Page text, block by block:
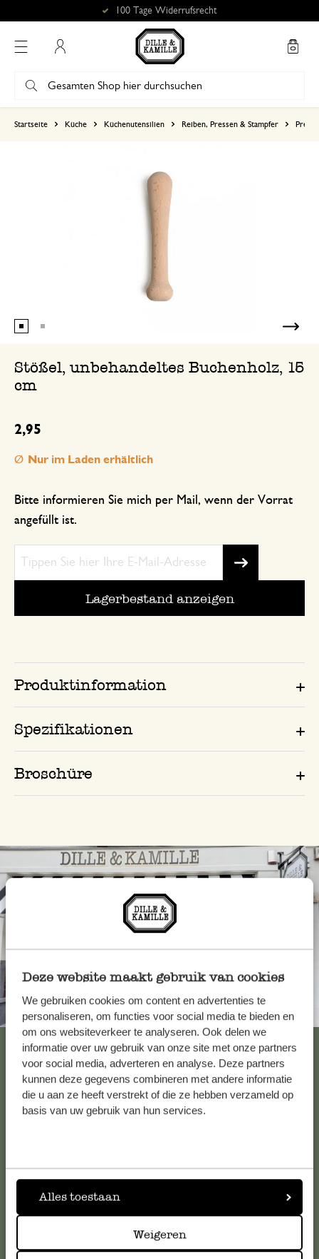
Deze website maakt gebruik van cookies
We gebruiken cookies om content en advertenties te
personaliseren, om functies voor social media te bieden en
om ons websiteverkeer te analyseren. Ook delen we
informatie over uw gebruik van onze site met onze partners
voor social media, adverteren en analyse. Deze partners
kunnen deze gegevens combineren met andere informatie
die u aan ze heeft verstrekt of die ze hebben verzameld op
basis van uw gebruik van hun services.
Alles toestaan
Weigeren
100 Tage Widerrufsrecht
Startseite Küche Küchenutensilien Reiben, Pressen & Stampfer
Stößel, unbehandeltes Buchenholz, 15
cm
2,95
Bitte informieren Sie mich per Mail, wenn der Vorrat
angefüllt ist.
Lagerbestand anzeigen
Nur im Laden erhältlich
Produktinformation
Spezifikationen
Broschüre
Immer in der Nähe
Alle 62 Geschäfte anzeigen
Kundenservice/Hilfe
die Antworten aufhäufig gestellte Fragen.
kundenservice@dille-kamille.at